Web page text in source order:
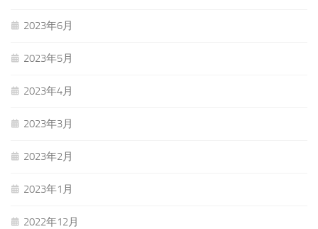
2023年6月
2023年5月
2023年4月
2023年3月
2023年2月
2023年1月
2022年12月